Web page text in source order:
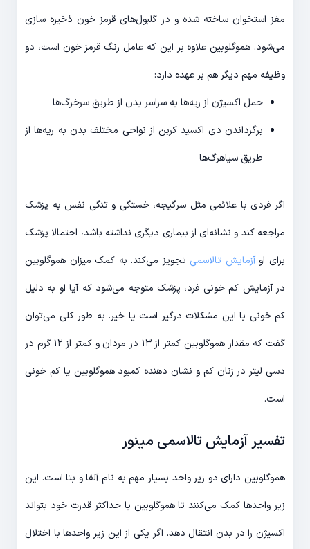
مغز استخوان ساخته شده و در گلبول‌های قرمز خون ذخیره سازی
می‌شود. هموگلوبین علاوه بر این که عامل رنگ قرمز خون است، دو
وظیفه مهم دیگر هم بر عهده دارد:
حمل اکسیژن از ریه‌ها به سراسر بدن از طریق سرخرگ‌ها
برگرداندن دی اکسید کربن از نواحی مختلف بدن به ریه‌ها از
طریق سیاهرگ‌ها
اگر فردی با علائمی مثل سرگیجه، خستگی و تنگی نفس به پزشک
مراجعه کند و نشانه‌ای از بیماری دیگری نداشته باشد، احتمالا پزشک
برای اوآزمایش تالاسمی تجویز می‌کند. به کمک میزان هموگلوبین
در آزمایش کم خونی فرد، پزشک متوجه می‌شود که آیا او به دلیل
کم خونی با این مشکلات درگیر است یا خیر. به طور کلی می‌توان
گفت که مقدار هموگلوبین کمتر از ۱۳ در مردان و کمتر از ۱۲ گرم در
دسی لیتر در زنان کم و نشان دهنده کمبود هموگلوبین یا کم خونی
است.
تفسیر آزمایش تالاسمی مینور
هموگلوبین دارای دو زیر واحد بسیار مهم به نام آلفا و بتا است. این
زیر واحدها کمک می‌کنند تا هموگلوبین با حداکثر قدرت خود بتواند
اکسیژن را در بدن انتقال دهد. اگر یکی از این زیر واحدها با اختلال